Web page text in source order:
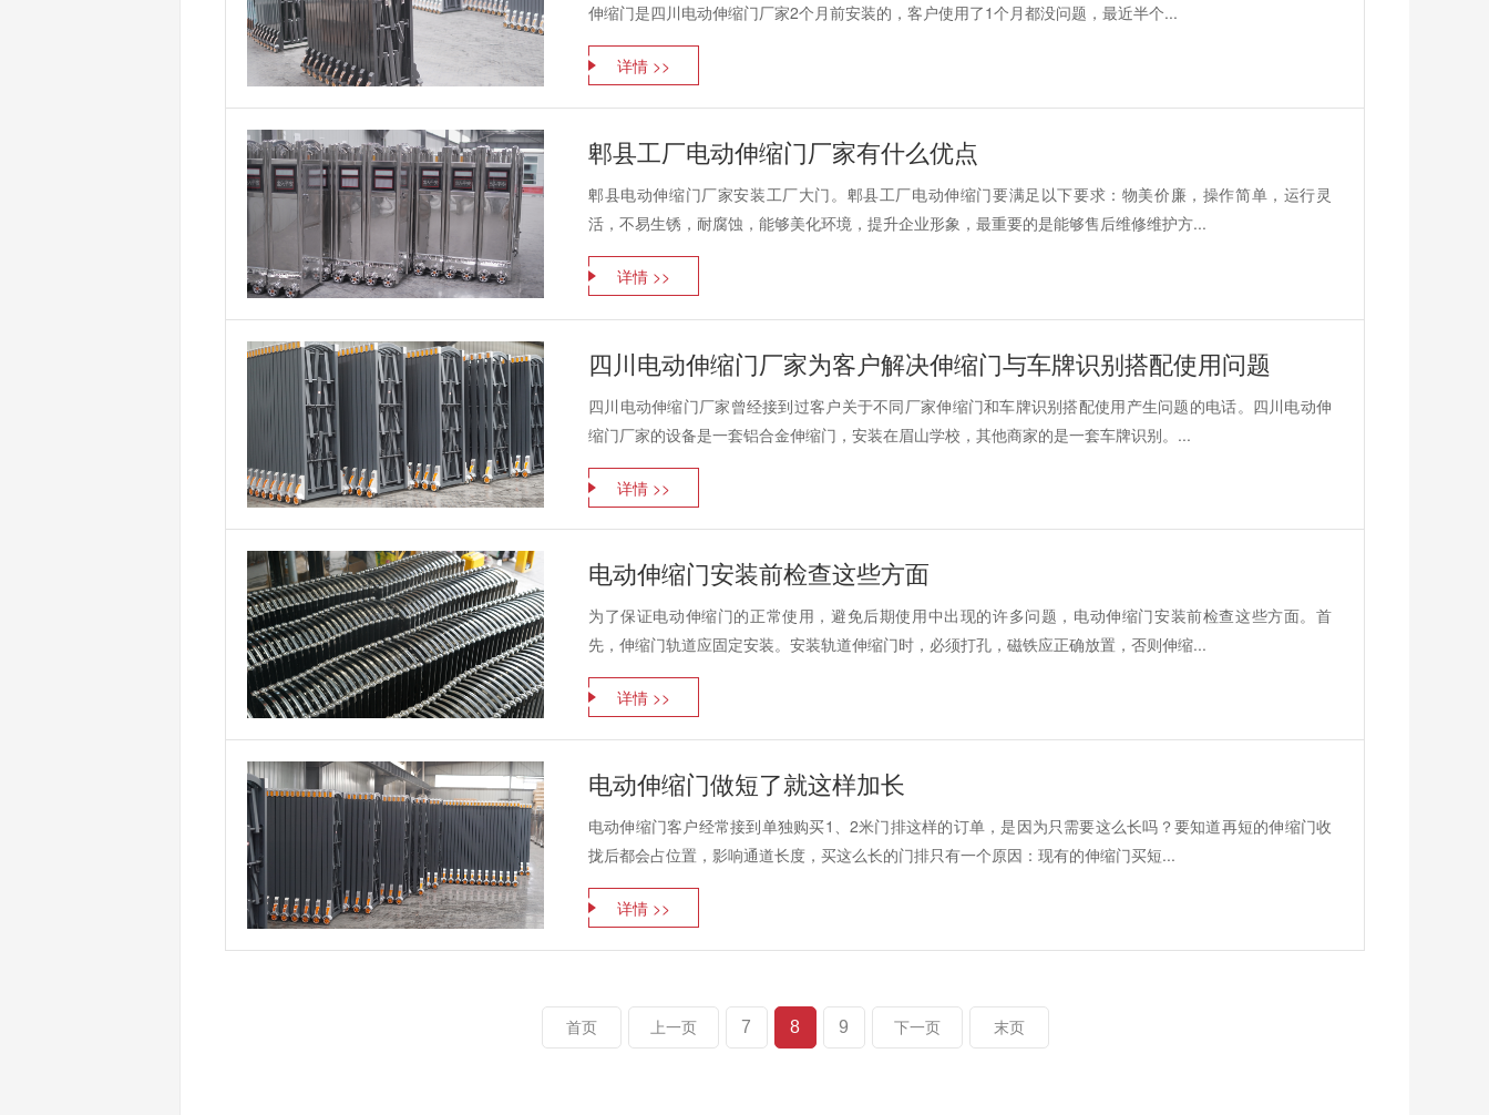
伸缩门是四川电动伸缩门厂家2个月前安装的，客户使用了1个月都没问题，最近半个...
详情 >>
郫县工厂电动伸缩门厂家有什么优点
郫县电动伸缩门厂家安装工厂大门。郫县工厂电动伸缩门要满足以下要求：物美价廉，操作简单，运行灵
活，不易生锈，耐腐蚀，能够美化环境，提升企业形象，最重要的是能够售后维修维护方...
详情 >>
四川电动伸缩门厂家为客户解决伸缩门与车牌识别搭配使用问题
四川电动伸缩门厂家曾经接到过客户关于不同厂家伸缩门和车牌识别搭配使用产生问题的电话。四川电动伸
缩门厂家的设备是一套铝合金伸缩门，安装在眉山学校，其他商家的是一套车牌识别。...
详情 >>
电动伸缩门安装前检查这些方面
为了保证电动伸缩门的正常使用，避免后期使用中出现的许多问题，电动伸缩门安装前检查这些方面。首
先，伸缩门轨道应固定安装。安装轨道伸缩门时，必须打孔，磁铁应正确放置，否则伸缩...
详情 >>
电动伸缩门做短了就这样加长
电动伸缩门客户经常接到单独购买1、2米门排这样的订单，是因为只需要这么长吗？要知道再短的伸缩门收
拢后都会占位置，影响通道长度，买这么长的门排只有一个原因：现有的伸缩门买短...
详情 >>
首页 上一页 7 8 9 下一页 末页